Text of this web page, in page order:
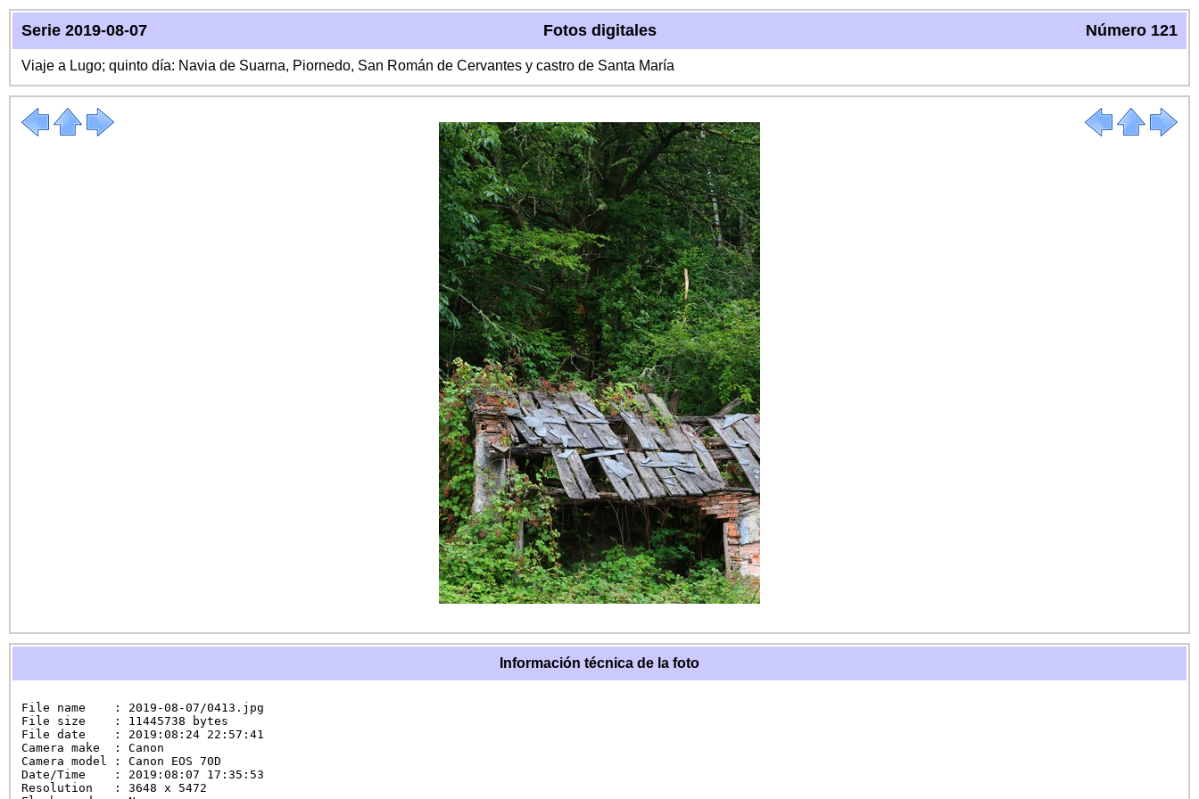
Serie 2019-08-07 Número 121
Fotos digitales
Viaje a Lugo; quinto día: Navia de Suarna, Piornedo, San Román de Cervantes y castro de Santa María
Información técnica de la foto
File name    : 2019-08-07/0413.jpg
File size    : 11445738 bytes
File date    : 2019:08:24 22:57:41
Camera make  : Canon
Camera model : Canon EOS 70D
Date/Time    : 2019:08:07 17:35:53
Resolution   : 3648 x 5472